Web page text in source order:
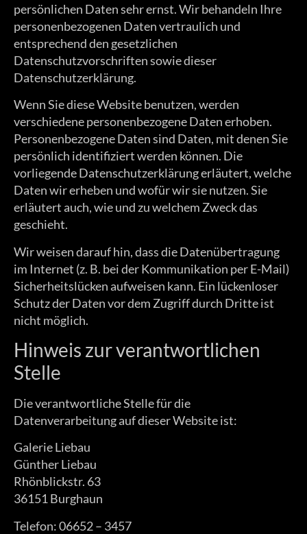
persönlichen Daten sehr ernst. Wir behandeln Ihre
personenbezogenen Daten vertraulich und
entsprechend den gesetzlichen
Datenschutzvorschriften sowie dieser
Datenschutzerklärung.
Wenn Sie diese Website benutzen, werden
verschiedene personenbezogene Daten erhoben.
Personenbezogene Daten sind Daten, mit denen Sie
persönlich identifiziert werden können. Die
vorliegende Datenschutzerklärung erläutert, welche
Daten wir erheben und wofür wir sie nutzen. Sie
erläutert auch, wie und zu welchem Zweck das
geschieht.
Wir weisen darauf hin, dass die Datenübertragung
im Internet (z. B. bei der Kommunikation per E-Mail)
Sicherheitslücken aufweisen kann. Ein lückenloser
Schutz der Daten vor dem Zugriff durch Dritte ist
nicht möglich.
Hinweis zur verantwortlichen
Stelle
Die verantwortliche Stelle für die
Datenverarbeitung auf dieser Website ist:
Galerie Liebau
Günther Liebau
Rhönblickstr. 63
36151 Burghaun
Telefon: 06652 – 3457